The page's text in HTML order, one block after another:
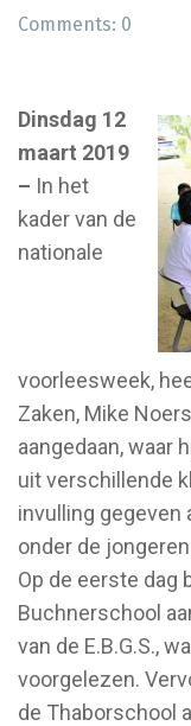
Comments: 0
Dinsdag 12
maart 2019
– In het
kader van de
nationale
voorleesweek,
Zaken, Mike
aangedaan, waar
uit verschillende
invulling gegeven
onder de
Op de eerste dag
Buchnerschool
van de E.B.G.S.,
voorgelezen.
de Thaborschool